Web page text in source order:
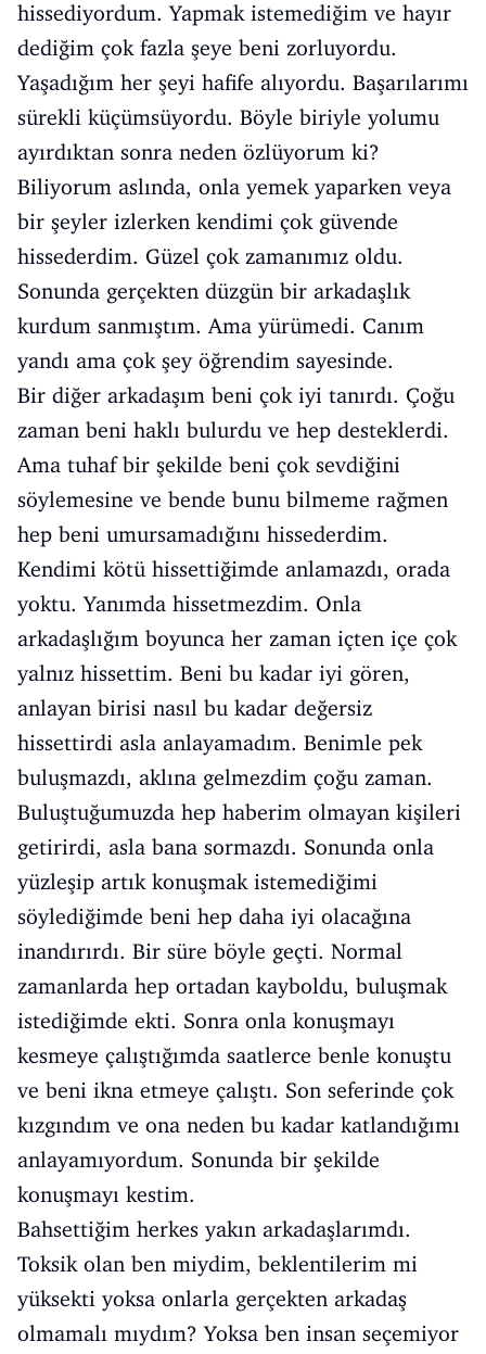
hissediyordum. Yapmak istemediğim ve hayır
dediğim çok fazla şeye beni zorluyordu.
Yaşadığım her şeyi hafife alıyordu. Başarılarımı
sürekli küçümsüyordu. Böyle biriyle yolumu
ayırdıktan sonra neden özlüyorum ki?
Biliyorum aslında, onla yemek yaparken veya
bir şeyler izlerken kendimi çok güvende
hissederdim. Güzel çok zamanımız oldu.
Sonunda gerçekten düzgün bir arkadaşlık
kurdum sanmıştım. Ama yürümedi. Canım
yandı ama çok şey öğrendim sayesinde.
Bir diğer arkadaşım beni çok iyi tanırdı. Çoğu
zaman beni haklı bulurdu ve hep desteklerdi.
Ama tuhaf bir şekilde beni çok sevdiğini
söylemesine ve bende bunu bilmeme rağmen
hep beni umursamadığını hissederdim.
Kendimi kötü hissettiğimde anlamazdı, orada
yoktu. Yanımda hissetmezdim. Onla
arkadaşlığım boyunca her zaman içten içe çok
yalnız hissettim. Beni bu kadar iyi gören,
anlayan birisi nasıl bu kadar değersiz
hissettirdi asla anlayamadım. Benimle pek
buluşmazdı, aklına gelmezdim çoğu zaman.
Buluştuğumuzda hep haberim olmayan kişileri
getirirdi, asla bana sormazdı. Sonunda onla
yüzleşip artık konuşmak istemediğimi
söylediğimde beni hep daha iyi olacağına
inandırırdı. Bir süre böyle geçti. Normal
zamanlarda hep ortadan kayboldu, buluşmak
istediğimde ekti. Sonra onla konuşmayı
kesmeye çalıştığımda saatlerce benle konuştu
ve beni ikna etmeye çalıştı. Son seferinde çok
kızgındım ve ona neden bu kadar katlandığımı
anlayamıyordum. Sonunda bir şekilde
konuşmayı kestim.
Bahsettiğim herkes yakın arkadaşlarımdı.
Toksik olan ben miydim, beklentilerim mi
yüksekti yoksa onlarla gerçekten arkadaş
olmamalı mıydım? Yoksa ben insan seçemiyor